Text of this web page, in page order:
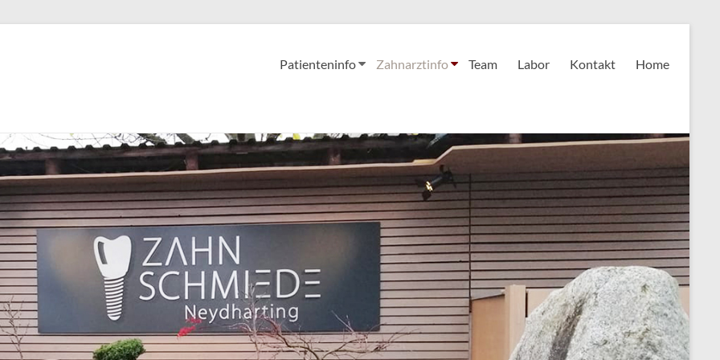
Patienteninfo Zahnarztinfo Team Labor Kontakt Home